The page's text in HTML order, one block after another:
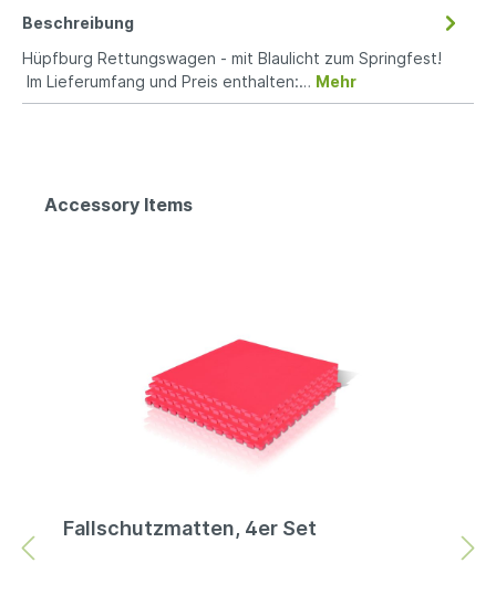
Beschreibung
Hüpfburg Rettungswagen - mit Blaulicht zum Springfest!
Im Lieferumfang und Preis enthalten:… Mehr
Accessory Items
Fallschutzmatten, 4er Set